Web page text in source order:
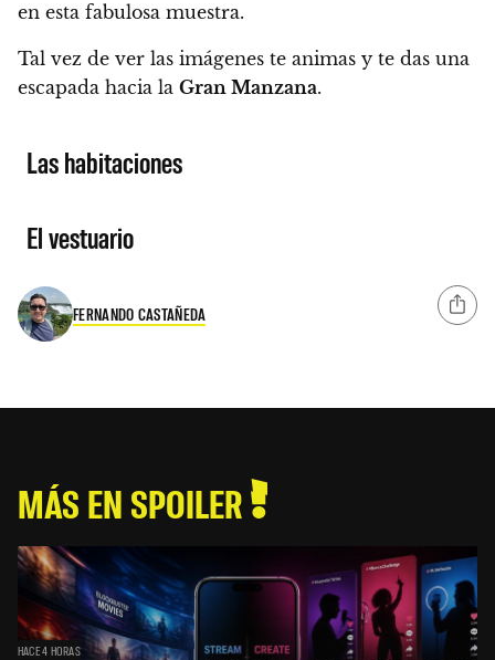
en esta fabulosa muestra.
Tal vez de ver las imágenes te animas y te das una
escapada hacia la Gran Manzana.
Las habitaciones
El vestuario
FERNANDO CASTAÑEDA
MÁS EN SPOILER
HACE 4 HORAS